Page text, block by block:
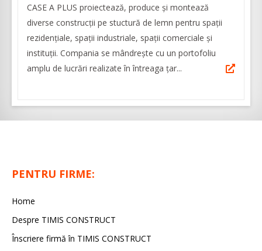
CASE A PLUS proiectează, produce și montează
diverse construcții pe stuctură de lemn pentru spații
rezidențiale, spații industriale, spații comerciale și
instituții. Compania se mândrește cu un portofoliu
amplu de lucrări realizate în întreaga țar...
PENTRU FIRME:
Home
Despre TIMIS CONSTRUCT
Înscriere firmă în TIMIS CONSTRUCT